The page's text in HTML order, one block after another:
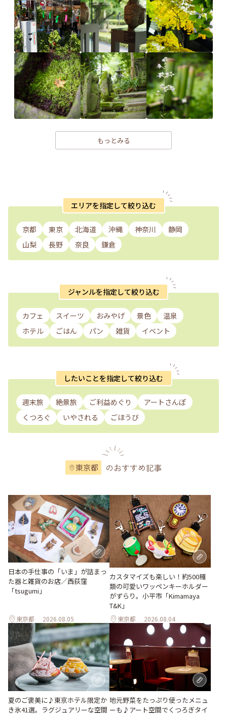
もっとみる
エリアを指定して絞り込む
京都 東京 北海道 沖縄 神奈川
静岡
山梨
長野 奈良 鎌倉
ジャンルを指定して絞り込む
カフェ スイーツ おみやげ 景色
温泉
ホテル
ごはん パン 雑貨 イベント
したいことを指定して絞り込む
週末旅 絶景旅 ご利益めぐり
アートさんぽ
くつろぐ
いやされる ごほうび
東京都 のおすすめ記事
日本の手仕事の「いま」が詰まっ
た器と雑貨のお店／西荻窪
「tsugumi」
東京都 2026.08.05
カスタマイズも楽しい！約500種
類の可愛いワッペンキーホルダー
がずらり。小平市「Kimamaya
T&K」
東京都 2026.08.04
夏のご褒美に♪東京ホテル限定か
き氷41選。ラグジュアリーな空間
地元野菜をたっぷり使ったメニュ
ーも♪アート空間でくつろぎタイ